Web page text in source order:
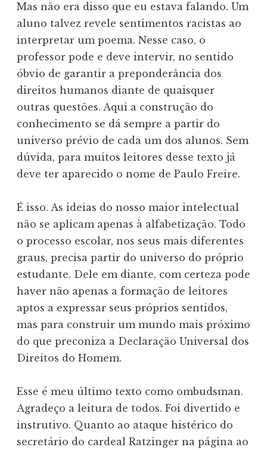
Mas não era disso que eu estava falando. Um
aluno talvez revele sentimentos racistas ao
interpretar um poema. Nesse caso, o
professor pode e deve intervir, no sentido
óbvio de garantir a preponderância dos
direitos humanos diante de quaisquer
outras questões. Aqui a construção do
conhecimento se dá sempre a partir do
universo prévio de cada um dos alunos. Sem
dúvida, para muitos leitores desse texto já
deve ter aparecido o nome de Paulo Freire.
É isso. As ideias do nosso maior intelectual
não se aplicam apenas à alfabetização. Todo
o processo escolar, nos seus mais diferentes
graus, precisa partir do universo do próprio
estudante. Dele em diante, com certeza pode
haver não apenas a formação de leitores
aptos a expressar seus próprios sentidos,
mas para construir um mundo mais próximo
do que preconiza a Declaração Universal dos
Direitos do Homem.
Esse é meu último texto como ombudsman.
Agradeço a leitura de todos. Foi divertido e
instrutivo. Quanto ao ataque histérico do
secretário do cardeal Ratzinger na página ao